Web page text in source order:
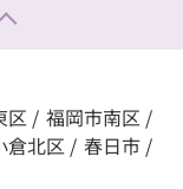
区 / 福岡市南区 /
倉北区 / 春日市 /